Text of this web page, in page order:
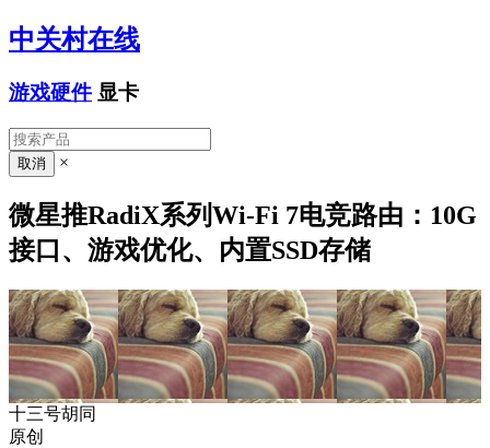
中关村在线
游戏硬件 显卡
×
微星推RadiX系列Wi-Fi 7电竞路由：10G
接口、游戏优化、内置SSD存储
十三号胡同
原创